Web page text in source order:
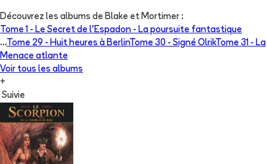
Découvrez les albums de Blake et Mortimer :
Tome 1 - Le Secret de l'Espadon - La poursuite fantastique
...Tome 29 - Huit heures à BerlinTome 30 - Signé OlrikTome 31 - La
Menace atlante
Voir tous les albums
+
Suivie